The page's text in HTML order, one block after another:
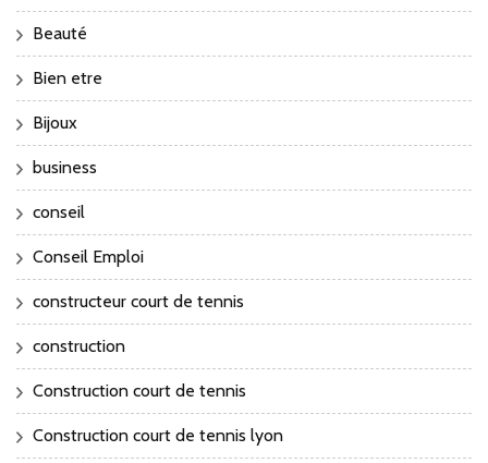
Beauté
Bien etre
Bijoux
business
conseil
Conseil Emploi
constructeur court de tennis
construction
Construction court de tennis
Construction court de tennis lyon